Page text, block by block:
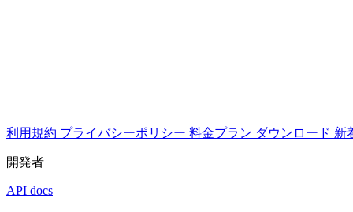
利用規約 プライバシーポリシー 料金プラン ダウンロード 新
開発者
API docs